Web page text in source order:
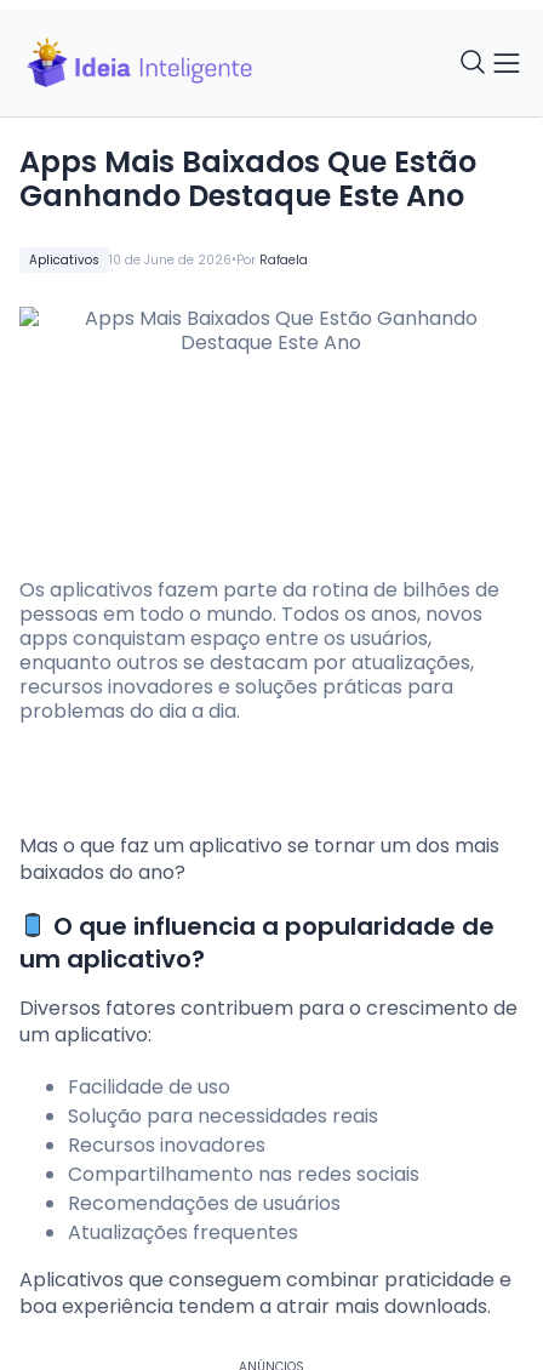
Aplicativos 10 de June de 2026•Por Rafaela
Apps Mais Baixados Que Estão
Ganhando Destaque Este Ano
Os aplicativos fazem parte da rotina de bilhões de
pessoas em todo o mundo. Todos os anos, novos
apps conquistam espaço entre os usuários,
enquanto outros se destacam por atualizações,
recursos inovadores e soluções práticas para
problemas do dia a dia.
Mas o que faz um aplicativo se tornar um dos mais
baixados do ano?
O que influencia a popularidade de
um aplicativo?
Diversos fatores contribuem para o crescimento de
um aplicativo:
Facilidade de uso
Solução para necessidades reais
Recursos inovadores
Compartilhamento nas redes sociais
Recomendações de usuários
Atualizações frequentes
Aplicativos que conseguem combinar praticidade e
boa experiência tendem a atrair mais downloads.